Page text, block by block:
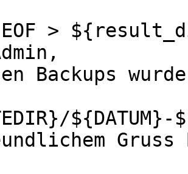
>
Backups
Gruss